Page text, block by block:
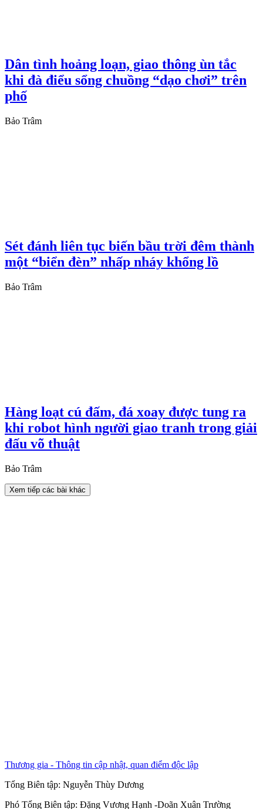
Dân tình hoảng loạn, giao thông ùn tắc
khi đà điểu sổng chuồng “dạo chơi” trên
phố
Bảo Trâm
Sét đánh liên tục biến bầu trời đêm thành
một “biển đèn” nhấp nháy khổng lồ
Bảo Trâm
Hàng loạt cú đấm, đá xoay được tung ra
khi robot hình người giao tranh trong giải
đấu võ thuật
Bảo Trâm
Xem tiếp các bài khác
Thương gia - Thông tin cập nhật, quan điểm độc lập
Tổng Biên tập: Nguyễn Thùy Dương
Phó Tổng Biên tập: Đặng Vương Hạnh -Doãn Xuân Trường